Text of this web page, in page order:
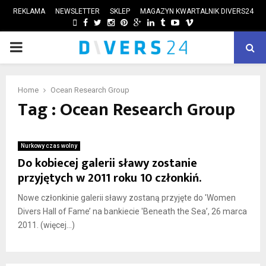
REKLAMA NEWSLETTER SKLEP MAGAZYN KWARTALNIK DIVERS24
FACEBOOK
TWITTER
INSTAGRAM
PINTEREST
GOOGLE
LINKEDIN
TUMBLRYOUTUBE
VIMEO
PRIMARY
Home Ocean Research Group
Tag : Ocean Research Group
Nurkowy czas wolny
Do kobiecej galerii sławy zostanie
przyjętych w 2011 roku 10 członkiń.
Nowe członkinie galerii sławy zostaną przyjęte do 'Women
Divers Hall of Fame’ na bankiecie 'Beneath the Sea’, 26 marca
2011. (więcej…)